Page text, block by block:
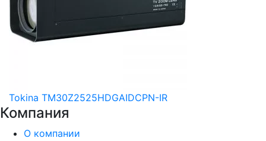
Tokina TM30Z2525HDGAIDCPN-IR
Компания
О компании